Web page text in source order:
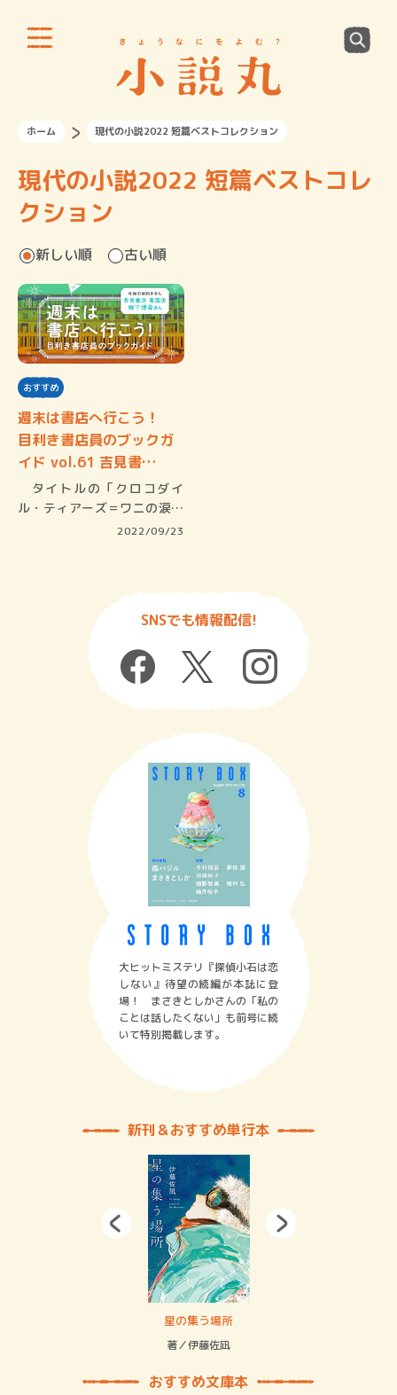
ホーム 現代の小説2022 短篇ベストコレクション
現代の小説2022 短篇ベストコレ
クション
新しい順 古い順
おすすめ
週末は書店へ行こう！
目利き書店員のブックガ
イド vol.61 吉見書…
タイトルの「クロコダイ
ル・ティアーズ＝ワニの涙」
2022/09/23
SNSでも情報配信!
大ヒットミステリ『探偵小石は恋
しない』待望の続編が本誌に登
場！ まさきとしかさんの「私の
ことは話したくない」も前号に続
いて特別掲載します。
新刊＆おすすめ単行本
星の集う場所
著／伊藤佐凪
おすすめ文庫本